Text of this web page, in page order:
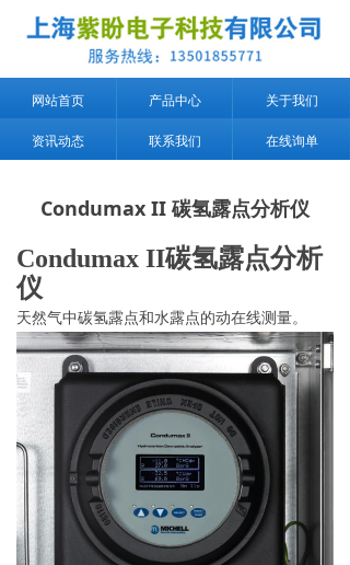
网站首页 产品中心 关于我们
资讯动态 联系我们 在线询单
Condumax II碳氢露点分析
仪
天然气中碳氢露点和水露点的动在线测量。
Condumax II 碳氢露点分析仪